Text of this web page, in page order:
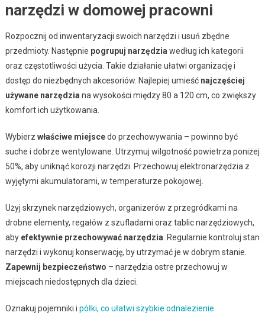
narzędzi w domowej pracowni
Rozpocznij od inwentaryzacji swoich narzędzi i usuń zbędne
przedmioty. Następnie pogrupuj narzędzia według ich kategorii
oraz częstotliwości użycia. Takie działanie ułatwi organizację i
dostęp do niezbędnych akcesoriów. Najlepiej umieść najczęściej
używane narzędzia na wysokości między 80 a 120 cm, co zwiększy
komfort ich użytkowania.
Wybierz właściwe miejscedo przechowywania – powinno być
suche i dobrze wentylowane. Utrzymuj wilgotność powietrza poniżej
50%, aby uniknąć korozji narzędzi. Przechowuj elektronarzędzia z
wyjętymi akumulatorami, w temperaturze pokojowej.
Użyj skrzynek narzędziowych, organizerów z przegródkami na
drobne elementy, regałów z szufladami oraz tablic narzędziowych,
aby efektywnie przechowywać narzędzia . Regularnie kontroluj stan
narzędzi i wykonuj konserwację, by utrzymać je w dobrym stanie.
Zapewnij bezpieczeństwo – narzędzia ostre przechowuj w
miejscach niedostępnych dla dzieci.
Oznakuj pojemniki i półki, co ułatwi szybkie odnalezienie